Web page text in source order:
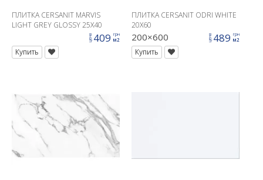
ПЛИТКА CERSANIT MARVIS
LIGHT GREY GLOSSY 25X40
цена 409 грн
м2
Купить
ПЛИТКА CERSANIT ODRI WHITE
20X60
200×600 цена 489 грн
м2
Купить